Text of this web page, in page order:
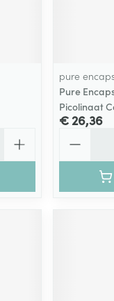
pure
Pure
Picolinaat
€ 26,36